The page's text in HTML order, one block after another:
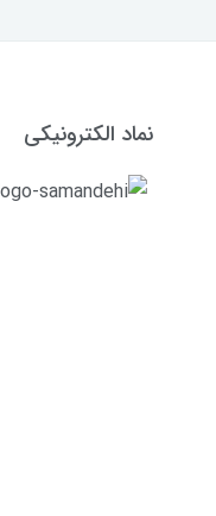
نماد الکترونیکی